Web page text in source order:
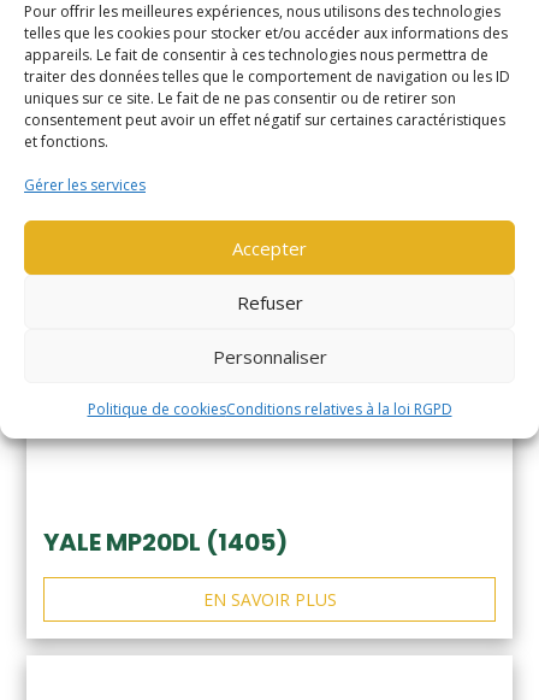
Pour offrir les meilleures expériences, nous utilisons des technologies
telles que les cookies pour stocker et/ou accéder aux informations des
appareils. Le fait de consentir à ces technologies nous permettra de
traiter des données telles que le comportement de navigation ou les ID
uniques sur ce site. Le fait de ne pas consentir ou de retirer son
consentement peut avoir un effet négatif sur certaines caractéristiques
et fonctions.
Gérer les services
Accepter
Refuser
Personnaliser
Politique de cookiesConditions relatives à la loi RGPD
YALE MS14XIL (2510)
YALE MP20DL (1405)
EN SAVOIR PLUS